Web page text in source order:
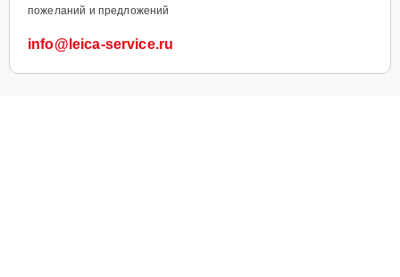
пожеланий и предложений
info@leica-service.ru